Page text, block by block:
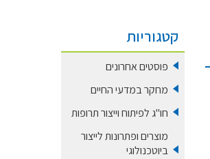
קטגוריות
פוסטים אחרונים
מחקר במדעי החיים
חו''ג לפיתוח וייצור תרופות
מוצרים ופתרונות לייצור
ביוטכנולוגי